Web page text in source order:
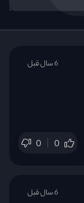
0 0
6 سال قبل
6 سال قبل